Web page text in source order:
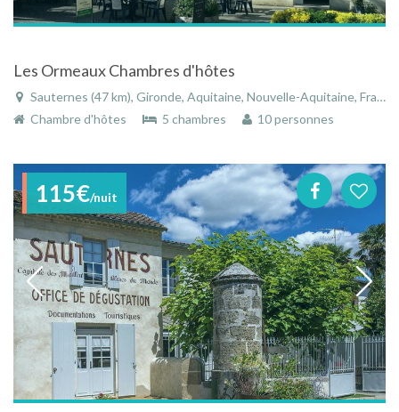
Les Ormeaux Chambres d'hôtes
Sauternes (47 km), Gironde, Aquitaine, Nouvelle-Aquitaine, France
Chambre d'hôtes
5 chambres 10 personnes
115€/nuit